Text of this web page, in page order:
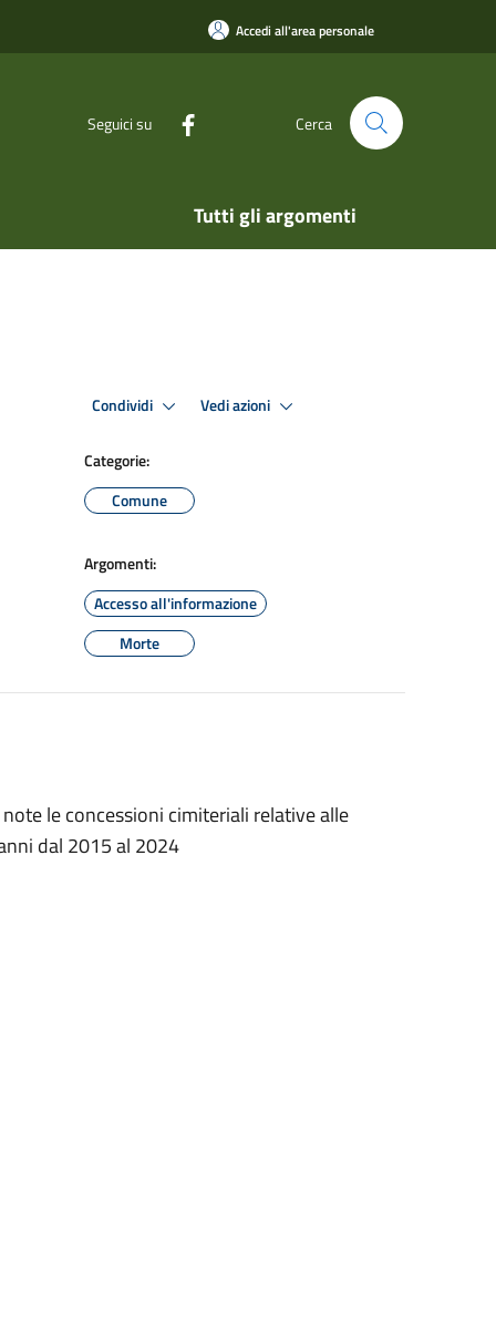
Accedi all'area personale
Seguici su Cerca
Tutti gli argomenti
Condividi Vedi azioni
Categorie:
Comune
Argomenti:
Accesso all'informazione
Morte
le concessioni cimiteriali relative alle
dal 2015 al 2024